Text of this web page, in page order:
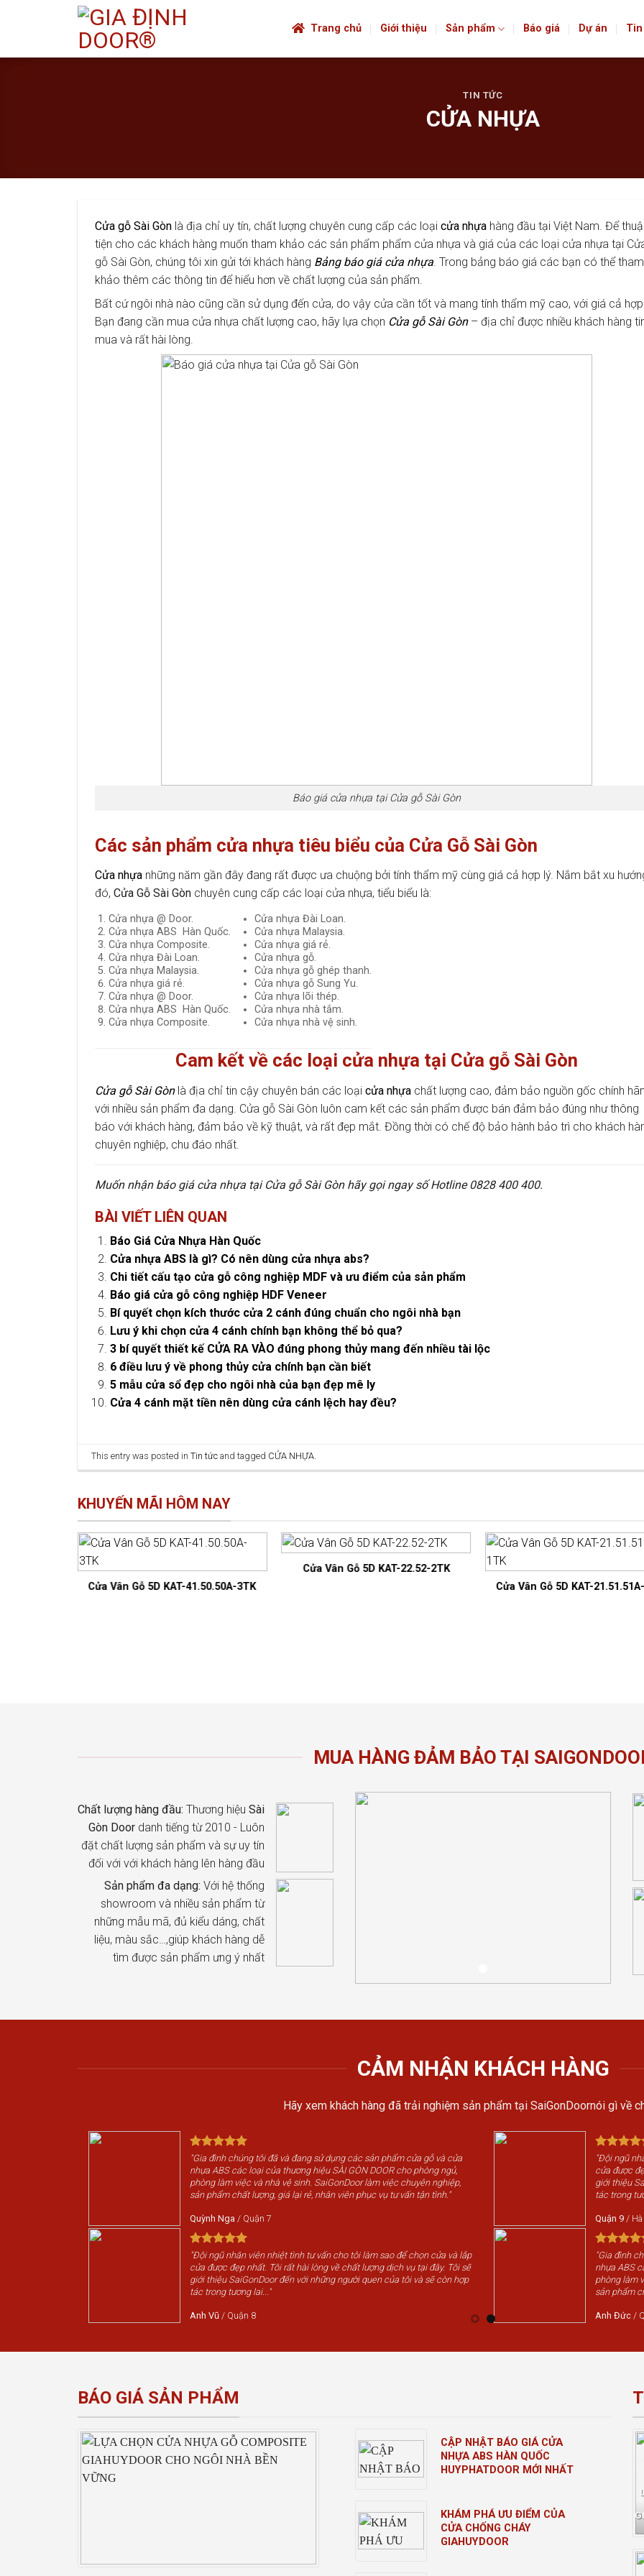
Trang chủ Giới thiệu Sản phẩm Báo giá Dự án
TIN TỨC
CỬA NHỰA
Cửa gỗ Sài Gòn là địa chỉ uy tín, chất lượng chuyên cung cấp các loại cửa nhựa hàng đầu tại Việt Nam. Để
tiện cho các khách hàng muốn tham khảo các sản phẩm phẩm cửa nhựa và giá của các loại cửa nhựa tại
gỗ Sài Gòn, chúng tôi xin gửi tới khách hàng Bảng báo giá cửa nhựa. Trong bảng báo giá các bạn có thể tham
khảo thêm các thông tin để hiểu hơn về chất lượng của sản phẩm.
Bất cứ ngôi nhà nào cũng cần sử dụng đến cửa, do vậy cửa cần tốt và mang tính thẩm mỹ cao, với giá cả
Bạn đang cần mua cửa nhựa chất lượng cao, hãy lựa chọn Cửa gỗ Sài Gòn– địa chỉ được nhiều khách hàng
mua và rất hài lòng.
Báo giá cửa nhựa tại Cửa gỗ Sài Gòn
Các sản phẩm cửa nhựa tiêu biểu của Cửa Gỗ Sài Gòn
Cửa nhựa những năm gần đây đang rất được ưa chuộng bởi tính thẩm mỹ cùng giá cả hợp lý. Nắm bắt xu
đó, Cửa Gỗ Sài Gòn chuyên cung cấp các loại cửa nhựa, tiểu biểu là:
Cửa nhựa @ Door.
Cửa nhựa ABS Hàn Quốc.
Cửa nhựa Composite.
Cửa nhựa Đài Loan.
Cửa nhựa Malaysia.
Cửa nhựa giá rẻ.
Cửa nhựa @ Door.
Cửa nhựa ABS Hàn Quốc.
Cửa nhựa Composite.
Cửa nhựa Đài Loan.
Cửa nhựa Malaysia.
Cửa nhựa giá rẻ.
Cửa nhựa gỗ.
Cửa nhựa gỗ ghép thanh.
Cửa nhựa gỗ Sung Yu.
Cửa nhựa lõi thép.
Cửa nhựa nhà tắm.
Cửa nhựa nhà vệ sinh.
Cam kết về các loại cửa nhựa tại Cửa gỗ Sài Gòn
Cửa gỗ Sài Gònlà địa chỉ tin cậy chuyên bán các loại cửa nhựa chất lượng cao, đảm bảo nguồn gốc chính
với nhiều sản phẩm đa dạng. Cửa gỗ Sài Gòn luôn cam kết các sản phẩm được bán đảm bảo đúng như thông
báo với khách hàng, đảm bảo về kỹ thuật, và rất đẹp mắt. Đồng thời có chế độ bảo hành bảo trì cho khách
chuyên nghiệp, chu đáo nhất.
Muốn nhận báo giá cửa nhựa tại Cửa gỗ Sài Gòn hãy gọi ngay số Hotline 0828 400 400.
BÀI VIẾT LIÊN QUAN
Báo Giá Cửa Nhựa Hàn Quốc
Cửa nhựa ABS là gì? Có nên dùng cửa nhựa abs?
Chi tiết cấu tạo cửa gỗ công nghiệp MDF và ưu điểm của sản phẩm
Báo giá cửa gỗ công nghiệp HDF Veneer
Bí quyết chọn kích thước cửa 2 cánh đúng chuẩn cho ngôi nhà bạn
Lưu ý khi chọn cửa 4 cánh chính bạn không thể bỏ qua?
3 bí quyết thiết kế CỬA RA VÀO đúng phong thủy mang đến nhiều tài lộc
6 điều lưu ý về phong thủy cửa chính bạn cần biết
5 mẫu cửa sổ đẹp cho ngôi nhà của bạn đẹp mê ly
Cửa 4 cánh mặt tiền nên dùng cửa cánh lệch hay đều?
This entry was posted inTin tức and tagged CỬA NHỰA.
KHUYẾN MÃI HÔM NAY
Cửa Vân Gỗ 5D KAT-41.50.50A-3TK
Cửa Vân Gỗ 5D KAT-22.52-2TK
Cửa Vân Gỗ 5D KAT-
MUA HÀNG ĐẢM BẢO TẠI
Chất lượng hàng đầu: Thương hiệu Sài
Gòn Doordanh tiếng từ 2010 - Luôn
đặt chất lượng sản phẩm và sự uy tín
đối với với khách hàng lên hàng đầu
Sản phẩm đa dạng: Với hệ thống
showroom và nhiều sản phẩm từ
những mẫu mã, đủ kiểu dáng, chất
liệu, màu sắc…,giúp khách hàng dễ
tìm được sản phẩm ưng ý nhất
CẢM NHẬN KHÁCH HÀNG
Hãy xem khách hàng đã trải nghiệm sản phẩm tại SaiGonDoornói gì về
"Gia đình chúng tôi đã và đang sử dụng các sản phẩm cửa gỗ và cửa
nhựa ABS các loại của thương hiệu SÀI GÒN DOOR cho phòng ngủ,
phòng làm việc và nhà vệ sinh. SaiGonDoor làm việc chuyên nghiệp,
sản phẩm chất lượng, giá lại rẻ, nhân viên phục vụ tư vấn tận tình."
Quỳnh Nga / Quận 7
"Đội ngũ
cửa được
giới thiệu
tác trong
Quận 9 /
"Đội ngũ nhân viên nhiệt tình tư vấn cho tôi làm sao để chọn cửa và lắp
cửa được đẹp nhất. Tôi rất hài lòng về chất lượng dịch vụ tại đây. Tôi sẽ
giới thiệu SaiGonDoor đến với những người quen của tôi và sẽ còn hợp
tác trong tương lai..."
Anh Vũ / Quận 8
"Gia đình
nhựa ABS
phòng làm
sản phẩm
Anh Đức /
BÁO GIÁ SẢN PHẨM
CẬP NHẬT BÁO GIÁ CỬA
NHỰA ABS HÀN QUỐC
HUYPHATDOOR MỚI NHẤT
KHÁM PHÁ ƯU ĐIỂM CỦA
CỬA CHỐNG CHÁY
GIAHUYDOOR